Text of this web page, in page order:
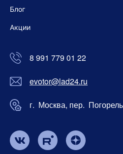
Блог
Акции
8 991 779 01 22
evotor@lad24.ru
г. Москва, пер.